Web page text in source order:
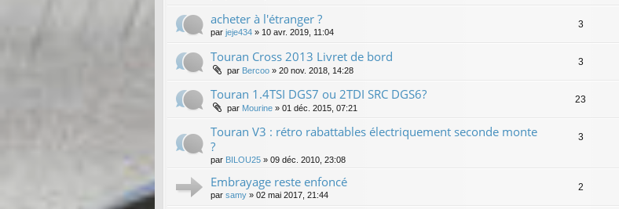
acheter à l'étranger ?
par jeje434 » 10 avr. 2019, 11:04
3
Touran Cross 2013 Livret de bord
par Bercoo » 20 nov. 2018, 14:28
3
Touran 1.4TSI DGS7 ou 2TDI SRC DGS6?
par Mourine » 01 déc. 2015, 07:21
23
Touran V3 : rétro rabattables électriquement seconde monte
?
par BILOU25 » 09 déc. 2010, 23:08
3
Embrayage reste enfoncé
par samy » 02 mai 2017, 21:44
2